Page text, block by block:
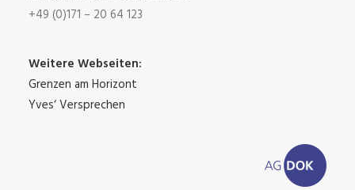
+49 (0)171 – 20 64 123
Weitere Webseiten:
Grenzen am Horizont
Yves‘ Versprechen